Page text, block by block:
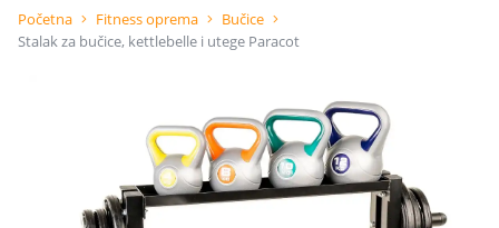
Početna Fitness oprema
Bučice
Stalak za bučice, kettlebelle i utege Paracot